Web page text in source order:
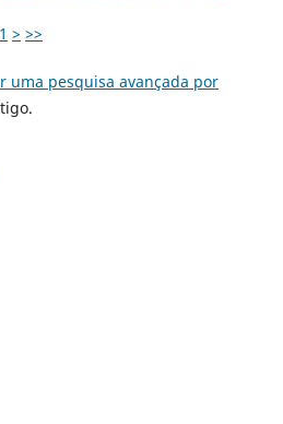
> >>
uma pesquisa avançada por